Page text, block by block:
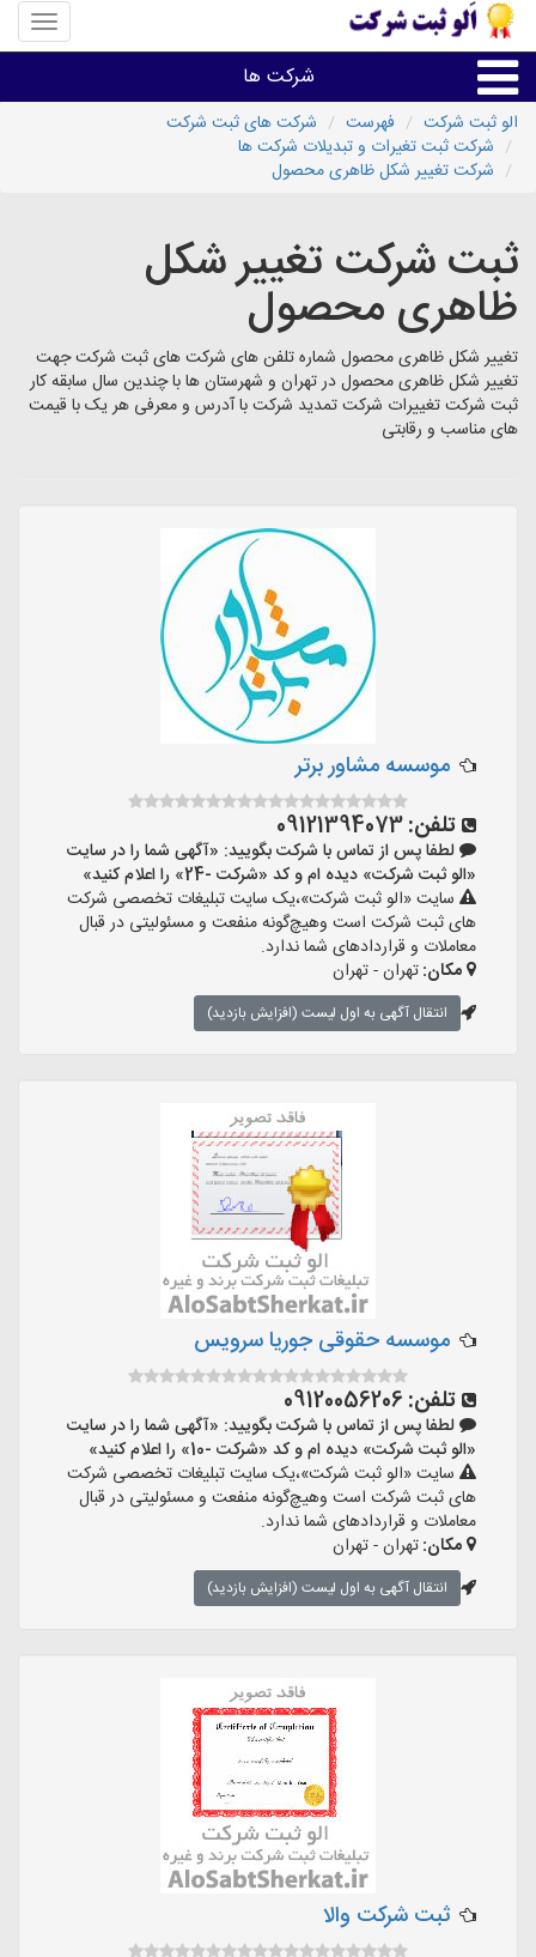
منوی
سایت
ثبت
شرکت ها
ثبت،تغییرات،برند
سایر خدمات ثبت شرکت ها
الو ثبت شرکت فهرست
شرکت های ثبت شرکت
شرکت ثبت تغیرات و تبدیلات شرکت ها
شرکت تغییر شکل ظاهری محصول
ثبت شرکت تغییر شکل
ظاهری محصول
تغییر شکل ظاهری محصول شماره تلفن های شرکت های ثبت شرکت جهت
تغییر شکل ظاهری محصول در تهران و شهرستان ها با چندین سال سابقه کار
ثبت شرکت تغییرات شرکت تمدید شرکت با آدرس و معرفی هر یک با قیمت
های مناسب و رقابتی
موسسه مشاور برتر
تلفن:09121394073
لطفا پس از تماس با شرکت بگویید: «آگهی شما را در سایت
«الو ثبت شرکت» دیده ام و کد «شرکت -24» را اعلام کنید»
سایت «الو ثبت شرکت»،یک سایت تبلیغات تخصصی شرکت
های ثبت شرکت است وهیچ‌گونه منفعت و مسئولیتی در قبال
معاملات و قراردادهای شما ندارد.
مکان:تهران - تهران
انتقال آگهی به اول لیست (افزایش بازدید)
موسسه حقوقی جوریا سرویس
تلفن: 09120056206
لطفا پس از تماس با شرکت بگویید: «آگهی شما را در سایت
«الو ثبت شرکت» دیده ام و کد «شرکت -10» را اعلام کنید»
سایت «الو ثبت شرکت»،یک سایت تبلیغات تخصصی شرکت
های ثبت شرکت است وهیچ‌گونه منفعت و مسئولیتی در قبال
معاملات و قراردادهای شما ندارد.
مکان:تهران - تهران
انتقال آگهی به اول لیست (افزایش بازدید)
ثبت شرکت والا